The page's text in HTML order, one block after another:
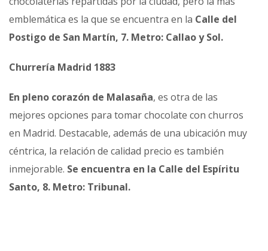
emblemática es la que se encuentra en la Calle del
Postigo de San Martín, 7. Metro: Callao y Sol.
Churrería Madrid 1883
En pleno corazón de Malasaña, es otra de las
mejores opciones para tomar chocolate con churros
en Madrid. Destacable, además de una ubicación muy
céntrica, la relación de calidad precio es también
inmejorable. Se encuentra en la Calle del Espíritu
Santo, 8. Metro: Tribunal.